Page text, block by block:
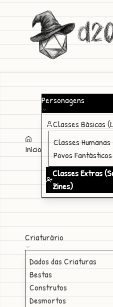
Início
Personagens
Classes Básicas
Classes Humanas
Povos Fantásticos
Classes Extras
Zines)
Criaturário
Dados das Criaturas
Bestas
Construtos
Desmortos